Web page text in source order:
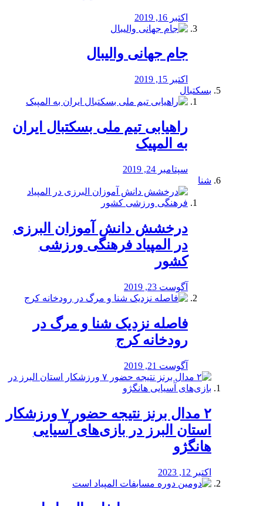
اکتبر 16, 2019
جام جهانی والیبال
اکتبر 15, 2019
بسکتبال
راهیابی تیم ملی بسکتبال ایران
به المپیک
سپتامبر 24, 2019
شنا
درخشش دانش آموزان البرزی
در المپیاد فرهنگی ورزشی
کشور
آگوست 23, 2019
️فاصله نزدیک شنا و مرگ در
رودخانه کرج
آگوست 21, 2019
۲ مدال برنز نتیجه حضور ۷ ورزشکار
استان البرز در بازی‌های آسیایی
هانگژو
اکتبر 12, 2023